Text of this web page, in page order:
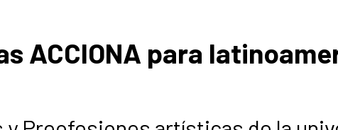
ACCIONA para